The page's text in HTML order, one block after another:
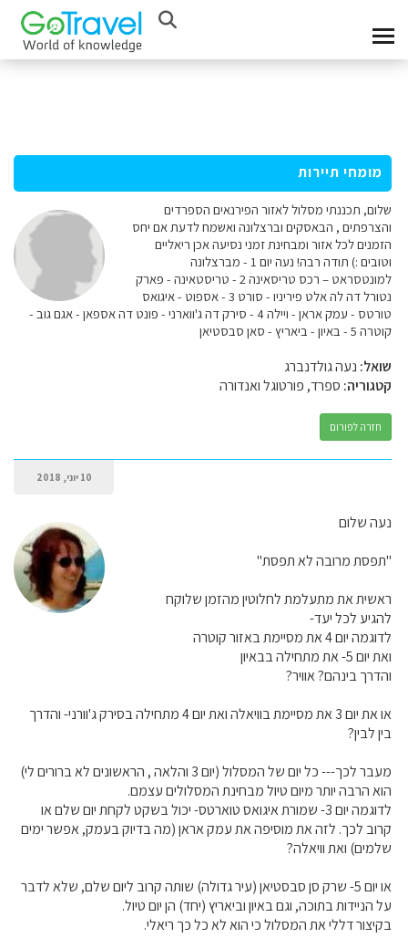
מומחי תיירות
שלום, תכננתי מסלול לאזור הפירנאים הספרדים
והצרפתים , הבאסקים וברצלונה ואשמח לדעת אם יחס
הזמנים לכל אזור ומבחינת זמני נסיעה אכן ריאליים
וטובים :) תודה רבה! נעה יום 1 - מברצלונה
למונטסראט – רכס טריסאינה 2 - טריסטאינה - פארק
נטורל דה לה אלט פיריניו - סורט 3 - אספוט - איגואס
טורטס - עמק אראן - ויילה 4 - סירק דה ג'ווארני - פונט דה אספאן - אגם גוב -
קוטרה 5 - באיון - ביאריץ - סאן סבסטיאן
שואל: ‫נעה גולדנברג
קטגוריה: ספרד, פורטוגל ואנדורה
חזרה לפורום
10 יוני, 2018
נעה שלום
"תפסת מרובה לא תפסת"
ראשית את מתעלמת לחלוטין מהזמן שלוקח
להגיע לכל יעד-
לדוגמה יום 4 את מסיימת באזור קוטרה
ואת יום 5- את מתחילה בבאיון
והדרך בינהם? אוויר?
או את יום 3 את מסיימת בוויאלה ואת יום 4 מתחילה בסירק ג'וורני- והדרך
בין לבין?
מעבר לכך--- כל יום של המסלול (יום 3 והלאה , הראשונים לא ברורים לי)
הוא הרבה יותר מיום טיול מבחינת המסלולים עצמם.
לדוגמה יום 3- שמורת איגואס טוארטס- יכול בשקט לקחת יום שלם או
קרוב לכך. לזה את מוסיפה את עמק אראן (מה בדיוק בעמק, אפשר ימים
שלמים) ואת וויאלה?
או יום 5- שרק סן סבסטיאן (עיר גדולה) שותה קרוב ליום שלם, שלא לדבר
על הניידות בתוכה, וגם באיון וביאריץ (יחד) הן יום טיול.
בקיצור דללי את המסלול כי הוא לא כל כך ריאלי.